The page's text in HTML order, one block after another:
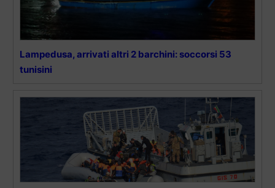
Lampedusa, arrivati altri 2 barchini: soccorsi 53
tunisini